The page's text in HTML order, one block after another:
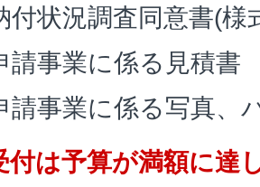
付状況調査同意書(様
請事業に係る見積書
請事業に係る写真、
付は予算が満額に達